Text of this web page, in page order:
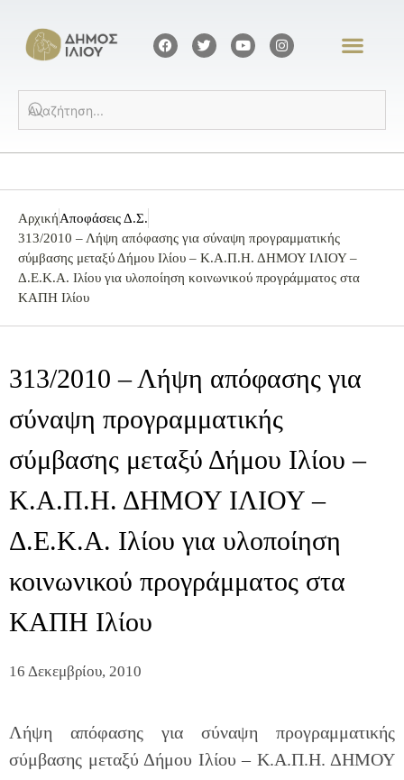
ΑρχικήΑποφάσεις Δ.Σ.
313/2010 – Λήψη απόφασης για σύναψη προγραμματικής
σύμβασης μεταξύ Δήμου Ιλίου – Κ.Α.Π.Η. ΔΗΜΟΥ ΙΛΙΟΥ –
Δ.Ε.Κ.Α. Ιλίου για υλοποίηση κοινωνικού προγράμματος στα
ΚΑΠΗ Ιλίου
313/2010 – Λήψη απόφασης για
σύναψη προγραμματικής
σύμβασης μεταξύ Δήμου Ιλίου –
Κ.Α.Π.Η. ΔΗΜΟΥ ΙΛΙΟΥ –
Δ.Ε.Κ.Α. Ιλίου για υλοποίηση
κοινωνικού προγράμματος στα
ΚΑΠΗ Ιλίου
16 Δεκεμβρίου, 2010
Λήψη απόφασης για σύναψη προγραμματικής
σύμβασης μεταξύ Δήμου Ιλίου – Κ.Α.Π.Η. ΔΗΜΟΥ